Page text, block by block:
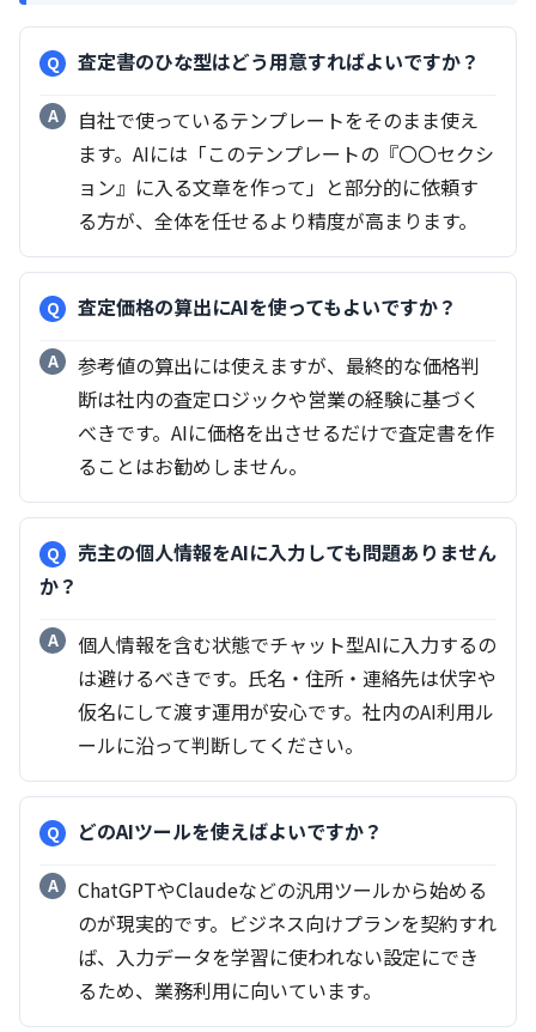
査定書のひな型はどう用意すればよいですか？
自社で使っているテンプレートをそのまま使え
ます。AIには「このテンプレートの『〇〇セクシ
ョン』に入る文章を作って」と部分的に依頼す
る方が、全体を任せるより精度が高まります。
査定価格の算出にAIを使ってもよいですか？
参考値の算出には使えますが、最終的な価格判
断は社内の査定ロジックや営業の経験に基づく
べきです。AIに価格を出させるだけで査定書を作
ることはお勧めしません。
売主の個人情報をAIに入力しても問題ありません
か？
個人情報を含む状態でチャット型AIに入力するの
は避けるべきです。氏名・住所・連絡先は伏字や
仮名にして渡す運用が安心です。社内のAI利用ル
ールに沿って判断してください。
どのAIツールを使えばよいですか？
ChatGPTやClaudeなどの汎用ツールから始める
のが現実的です。ビジネス向けプランを契約すれ
ば、入力データを学習に使われない設定にでき
るため、業務利用に向いています。